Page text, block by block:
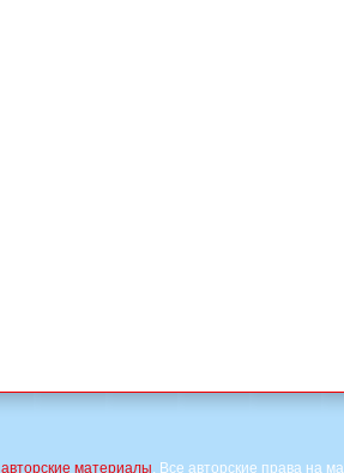
авторские материалы. Все авторские права на